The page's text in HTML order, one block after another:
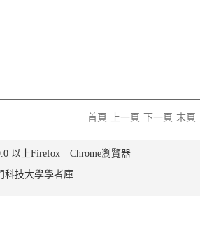
首頁
上一頁 下一頁 末頁
以上Firefox || Chrome瀏覽器
科技大學學者庫